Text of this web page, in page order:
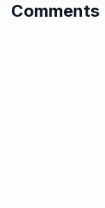
Comments